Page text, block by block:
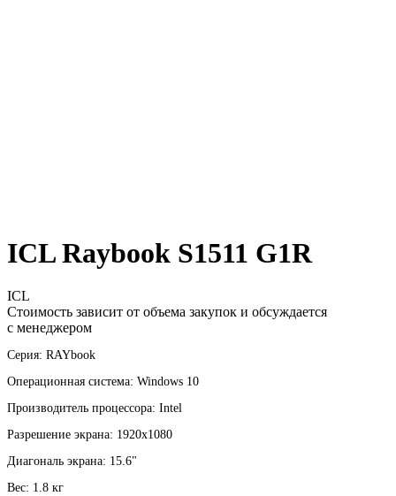
ICL Raybook S1511 G1R
ICL
Стоимость зависит от объема закупок и обсуждается
с менеджером
Серия: RAYbook
Операционная система: Windows 10
Производитель процессора: Intel
Разрешение экрана: 1920x1080
Диагональ экрана: 15.6"
Вес: 1.8 кг